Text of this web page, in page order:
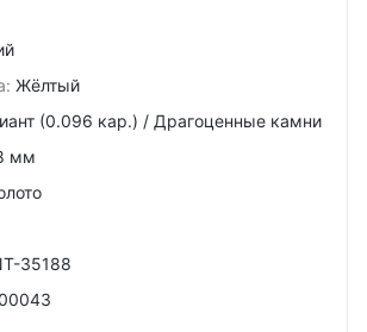
: Жёлтый
(0.096 кар.) / Драгоценные камни
мм
35188